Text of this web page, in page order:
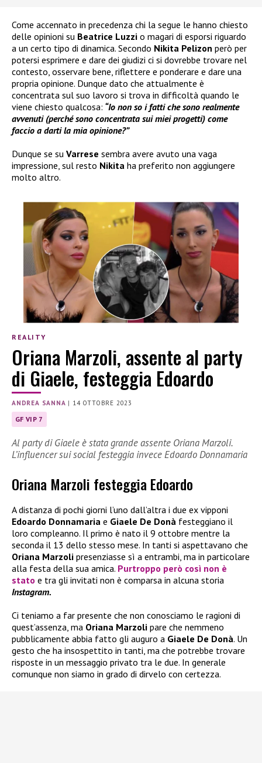
Come accennato in precedenza chi la segue le hanno chiesto
delle opinioni su Beatrice Luzzi o magari di esporsi riguardo
a un certo tipo di dinamica. Secondo Nikita Pelizon però per
potersi esprimere e dare dei giudizi ci si dovrebbe trovare nel
contesto, osservare bene, riflettere e ponderare e dare una
propria opinione. Dunque dato che attualmente è
concentrata sul suo lavoro si trova in difficoltà quando le
viene chiesto qualcosa: “Io non so i fatti che sono realmente
avvenuti (perché sono concentrata sui miei progetti) come
faccio a darti la mia opinione?”
Dunque se su Varrese sembra avere avuto una vaga
impressione, sul resto Nikita ha preferito non aggiungere
molto altro.
REALITY
Oriana Marzoli, assente al party
di Giaele, festeggia Edoardo
ANDREA SANNA | 14 OTTOBRE 2023
GF VIP 7
Al party di Giaele è stata grande assente Oriana Marzoli.
L’influencer sui social festeggia invece Edoardo Donnamaria
Oriana Marzoli festeggia Edoardo
A distanza di pochi giorni l’uno dall’altra i due ex vipponi
Edoardo Donnamaria e Giaele De Donà festeggiano il
loro compleanno. Il primo è nato il 9 ottobre mentre la
seconda il 13 dello stesso mese. In tanti si aspettavano che
Oriana Marzoli presenziasse sì a entrambi, ma in particolare
alla festa della sua amica. Purtroppo però così non è
stato e tra gli invitati non è comparsa in alcuna storia
Instagram.
Ci teniamo a far presente che non conosciamo le ragioni di
quest’assenza, ma Oriana Marzoli pare che nemmeno
pubblicamente abbia fatto gli auguro a Giaele De Donà. Un
gesto che ha insospettito in tanti, ma che potrebbe trovare
risposte in un messaggio privato tra le due. In generale
comunque non siamo in grado di dirvelo con certezza.